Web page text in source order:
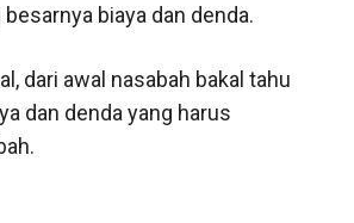
biaya dan denda.
dari awal nasabah bakal tahu
dan denda yang harus